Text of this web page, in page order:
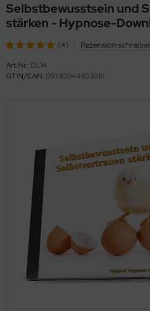
Selbstbewusstsein und
stärken - Hypnose-
(4) Rezension
Art.Nr.: DL14
GTIN/EAN: 09783944803081